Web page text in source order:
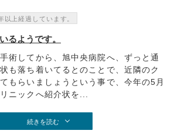
以上経過しています。
るようです。
術してから、旭中央病院へ、ずっと通
も落ち着いてるとのことで、近隣のク
もらいましょうという事で、今年の5月
ニックへ紹介状を...
続きを読む